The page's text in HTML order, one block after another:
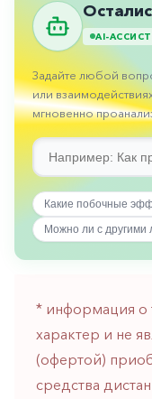
Прочее
Пульмонология
Сердечные
Урология
Ухо-
горло-
нос
AI-
Задайте любой
или
мгновенно
Какие побочные
Можно ли с другими
* информация о
характер и не
(офертой)
средства